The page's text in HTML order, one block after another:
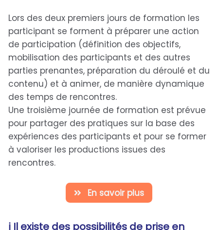
Lors des deux premiers jours de formation les
participant se forment à préparer une action
de participation (définition des objectifs,
mobilisation des participants et des autres
parties prenantes, préparation du déroulé et du
contenu) et à animer, de manière dynamique
des temps de rencontres.
Une troisième journée de formation est prévue
pour partager des pratiques sur la base des
expériences des participants et pour se former
à valoriser les productions issues des
rencontres.
En savoir plus
ℹ️ Il existe des possibilités de prise en